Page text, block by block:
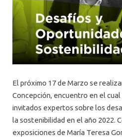
El próximo 17 de Marzo se
Concepción, encuentro en el
invitados expertos sobre los
la sostenibilidad en el año 2022.
exposiciones de María Teresa